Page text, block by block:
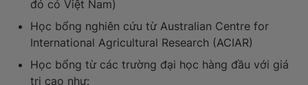
đó có Việt Nam)
Học bổng nghiên cứu từ Australian Centre for
International Agricultural Research (ACIAR)
Học bổng từ các trường đại học hàng đầu với giá
trị cao như: